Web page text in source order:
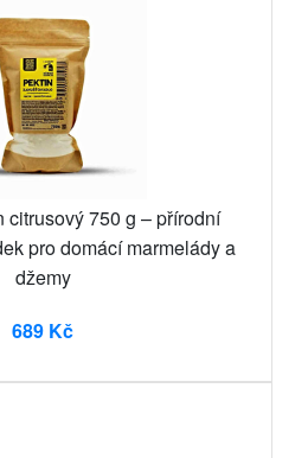
citrusový 750 g – přírodní
pro domácí marmelády a
džemy
689 Kč